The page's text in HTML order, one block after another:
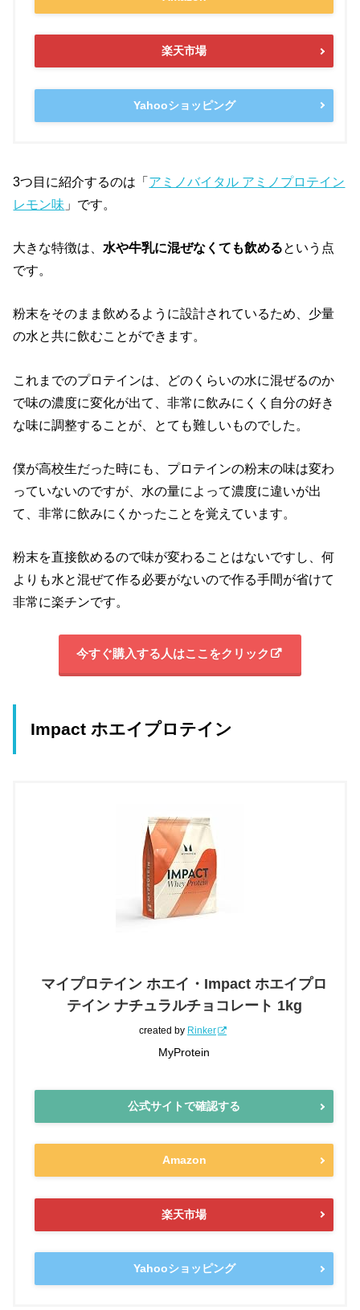
楽天市場
Yahooショッピング
3つ目に紹介するのは「アミノバイタル アミノプロテイン
レモン味 」です。
大きな特徴は、 水や牛乳に混ぜなくても飲めるという点
です。
粉末をそのまま飲めるように設計されているため、少量
の水と共に飲むことができます。
これまでのプロテインは、どのくらいの水に混ぜるのか
で味の濃度に変化が出て、非常に飲みにくく自分の好き
な味に調整することが、とても難しいものでした。
僕が高校生だった時にも、プロテインの粉末の味は変わ
っていないのですが、水の量によって濃度に違いが出
て、非常に飲みにくかったことを覚えています。
粉末を直接飲めるので味が変わることはないですし、何
よりも水と混ぜて作る必要がないので作る手間が省けて
非常に楽チンです。
今すぐ購入する人はここをクリック
Impact ホエイプロテイン
マイプロテイン ホエイ・Impact ホエイプロ
テイン ナチュラルチョコレート 1kg
created by Rinker
MyProtein
公式サイトで確認する
Amazon
楽天市場
Yahooショッピング